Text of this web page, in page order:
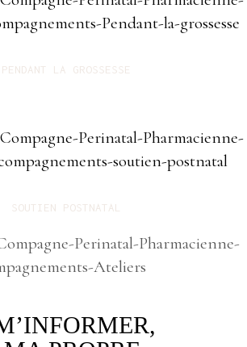
PENDANT LA GROSSESSE
SOUTIEN POSTNATAL